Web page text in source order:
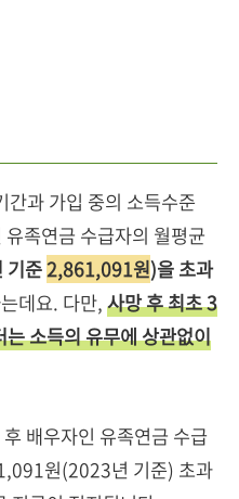
간과 가입 중의 소득수준
족연금 수급자의 월평균
기준2,861,091원)을 초과
데요. 다만,사망 후 최초 3
소득의 유무에 상관없이
배우자인 유족연금 수급
원(2023년 기준) 초과